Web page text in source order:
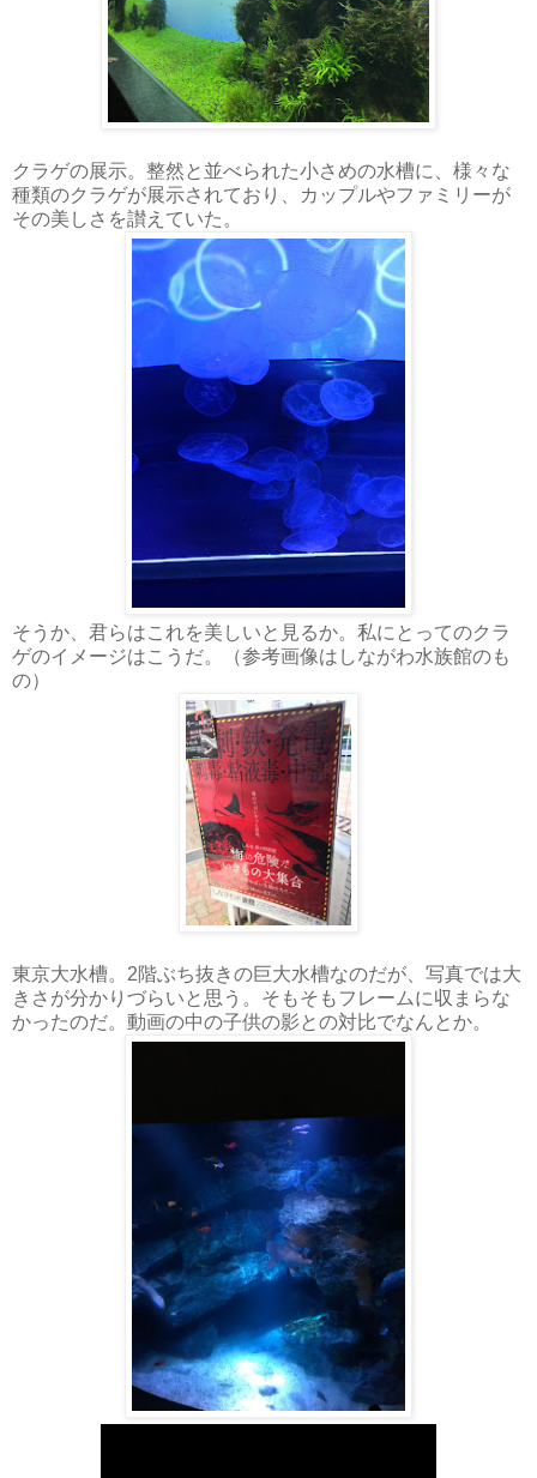
クラゲの展示。整然と並べられた小さめの水槽に、様々な
種類のクラゲが展示されており、カップルやファミリーが
その美しさを讃えていた。
そうか、君らはこれを美しいと見るか。私にとってのクラ
ゲのイメージはこうだ。（参考画像はしながわ水族館のも
の）
東京大水槽。2階ぶち抜きの巨大水槽なのだが、写真では大
きさが分かりづらいと思う。そもそもフレームに収まらな
かったのだ。動画の中の子供の影との対比でなんとか。